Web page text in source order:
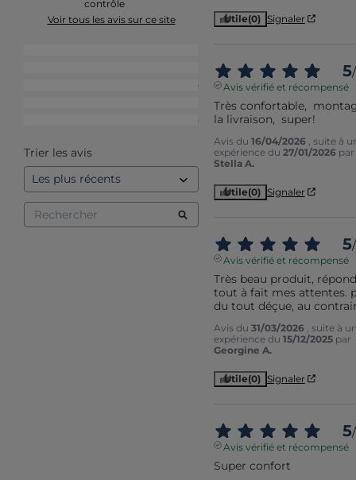
contrôle
Voir tous les avis sur ce site
0
0
Trier les avis
Utile(0) Signaler
5/
Avis vérifié et récompensé
Très confortable,
la livraison,  super!
Avis du 16/04/2026
, suite à
expérience du 27/01/2026 par
Stella A.
Utile(0) Signaler
5/
Avis vérifié et récompensé
Très beau produit, répond
tout à fait mes attentes.
du tout déçue, au
Avis du 31/03/2026
, suite à
expérience du 15/12/2025 par
Georgine A.
Utile(0) Signaler
5/
Avis vérifié et récompensé
Super confort